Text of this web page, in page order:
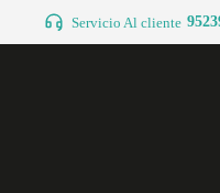
Servicio Al cliente